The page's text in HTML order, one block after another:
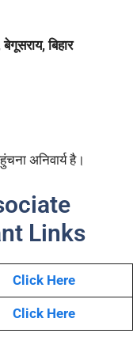
बिहार
अनिवार्य है।
Links
Click Here
Click Here